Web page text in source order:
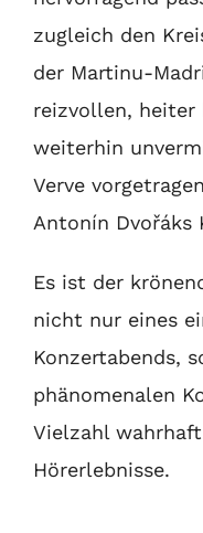
zugleich den
der Martinu-
reizvollen,
weiterhin
Verve
Antonín Dvořáks
Es ist der
nicht nur eines
Konzertabends,
phänomenalen
Vielzahl
Hörerlebnisse.